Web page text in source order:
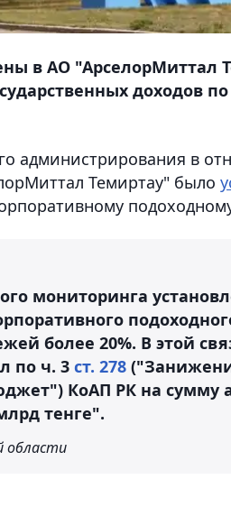
в АО "АрселорМиттал
доходов
администрирования в
Темиртау" было
подоходному
мониторинга
более 20%. В этой
по ч. 3 cт. 278
КоАП РК на сумму
тенге".
области